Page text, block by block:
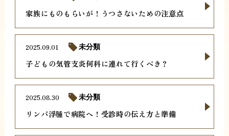
家族にものもらいが！うつさないための注意点
子どもの気管支炎何科に連れて行くべき？
2025.09.01 未分類
リンパ浮腫で病院へ！受診時の伝え方と準備
2025.08.30 未分類